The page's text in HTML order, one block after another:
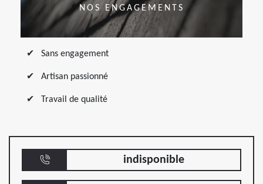
NOS ENGAGEMENTS
Sans engagement
Artisan passionné
Travail de qualité
indisponible